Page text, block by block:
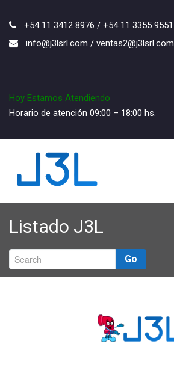
+54 11 3412 8976 / +54 11 3355 9551
info@j3lsrl.com / ventas2@j3lsrl.com
Hoy Estamos Atendiendo
Horario de atención 09:00 – 18:00 hs.
Inicio
La Empresa
Los Productos
Catálogo
Listado J3L
Go